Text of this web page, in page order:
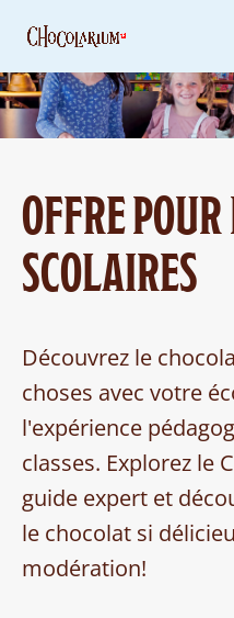
content
Billets
Ta
visite
Bons
OFFRE POUR
SCOLAIRES
Découvrez le
choses avec votre
l'expérience
classes. Explorez le
guide expert et
le chocolat si
modération!